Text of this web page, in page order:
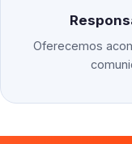
Oferecemos